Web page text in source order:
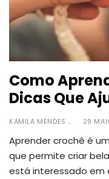
Como
Dicas Que
KAMILA MENDES 29
Aprender crochê é
que permite criar
está interessado em